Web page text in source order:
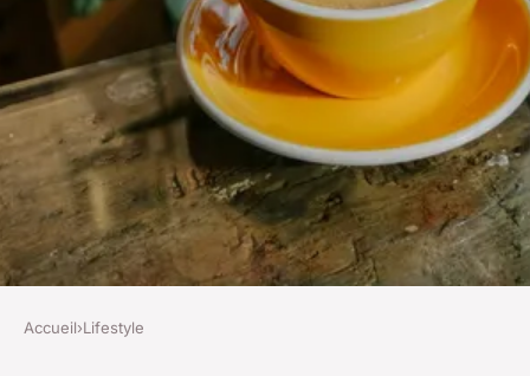
LIFESTYLE
Accueil›Lifestyle